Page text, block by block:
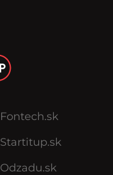
Fontech.sk
Startitup.sk
Odzadu.sk